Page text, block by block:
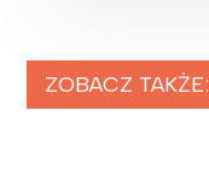
ZOBACZ TAKŻE: